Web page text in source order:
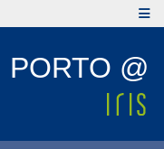
PORTO @